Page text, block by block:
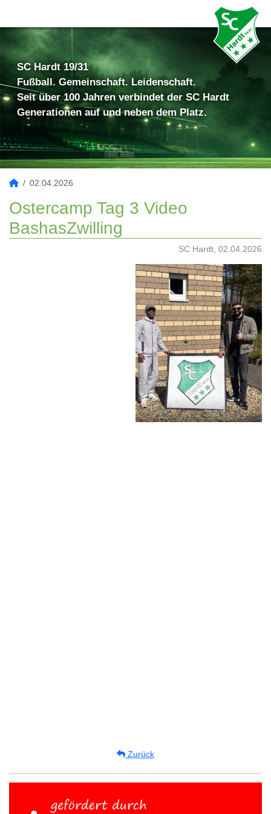
SC Hardt 19/31
Fußball. Gemeinschaft. Leidenschaft.
Seit über 100 Jahren verbindet der SC Hardt
Generationen auf und neben dem Platz.
02.04.2026
Ostercamp Tag 3 Video
BashasZwilling
SC Hardt, 02.04.2026
Zurück